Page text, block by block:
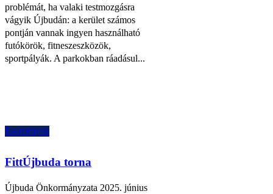
problémát, ha valaki testmozgásra
vágyik Újbudán: a kerület számos
pontján vannak ingyen használható
futókörök, fitneszeszközök,
sportpályák. A parkokban ráadásul...
Események
FittÚjbuda torna
Újbuda Önkormányzata 2025. június